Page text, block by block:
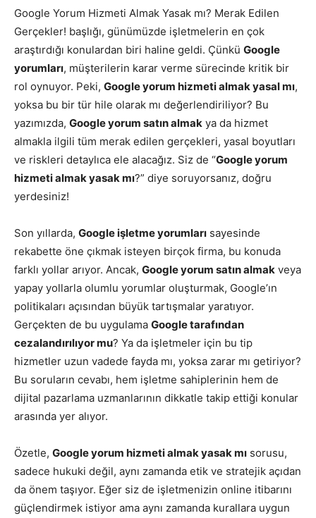
Google Yorum Hizmeti Almak Yasak mı? Merak Edilen
Gerçekler! başlığı, günümüzde işletmelerin en çok
araştırdığı konulardan biri haline geldi. Çünkü Google
yorumları, müşterilerin karar verme sürecinde kritik bir
rol oynuyor. Peki, Google yorum hizmeti almak yasal mı,
yoksa bu bir tür hile olarak mı değerlendiriliyor? Bu
yazımızda, Google yorum satın almak ya da hizmet
almakla ilgili tüm merak edilen gerçekleri, yasal boyutları
ve riskleri detaylıca ele alacağız. Siz de “Google yorum
hizmeti almak yasak mı?” diye soruyorsanız, doğru
yerdesiniz!
Son yıllarda, Google işletme yorumları sayesinde
rekabette öne çıkmak isteyen birçok firma, bu konuda
farklı yollar arıyor. Ancak, Google yorum satın almak veya
yapay yollarla olumlu yorumlar oluşturmak, Google’ın
politikaları açısından büyük tartışmalar yaratıyor.
Gerçekten de bu uygulama Google tarafından
cezalandırılıyor mu? Ya da işletmeler için bu tip
hizmetler uzun vadede fayda mı, yoksa zarar mı getiriyor?
Bu soruların cevabı, hem işletme sahiplerinin hem de
dijital pazarlama uzmanlarının dikkatle takip ettiği konular
arasında yer alıyor.
Özetle, Google yorum hizmeti almak yasak mı sorusu,
sadece hukuki değil, aynı zamanda etik ve stratejik açıdan
da önem taşıyor. Eğer siz de işletmenizin online itibarını
güçlendirmek istiyor ama aynı zamanda kurallara uygun